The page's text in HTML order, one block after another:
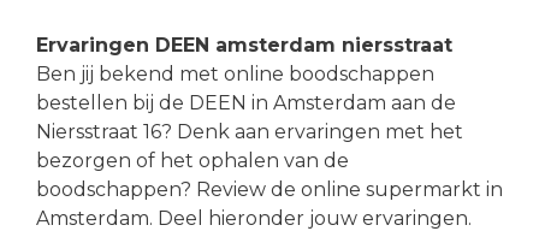
Ervaringen DEEN amsterdam niersstraat
Ben jij bekend met online boodschappen
bestellen bij de DEEN in Amsterdam aan de
Niersstraat 16? Denk aan ervaringen met het
bezorgen of het ophalen van de
boodschappen? Review de online supermarkt in
Amsterdam. Deel hieronder jouw ervaringen.